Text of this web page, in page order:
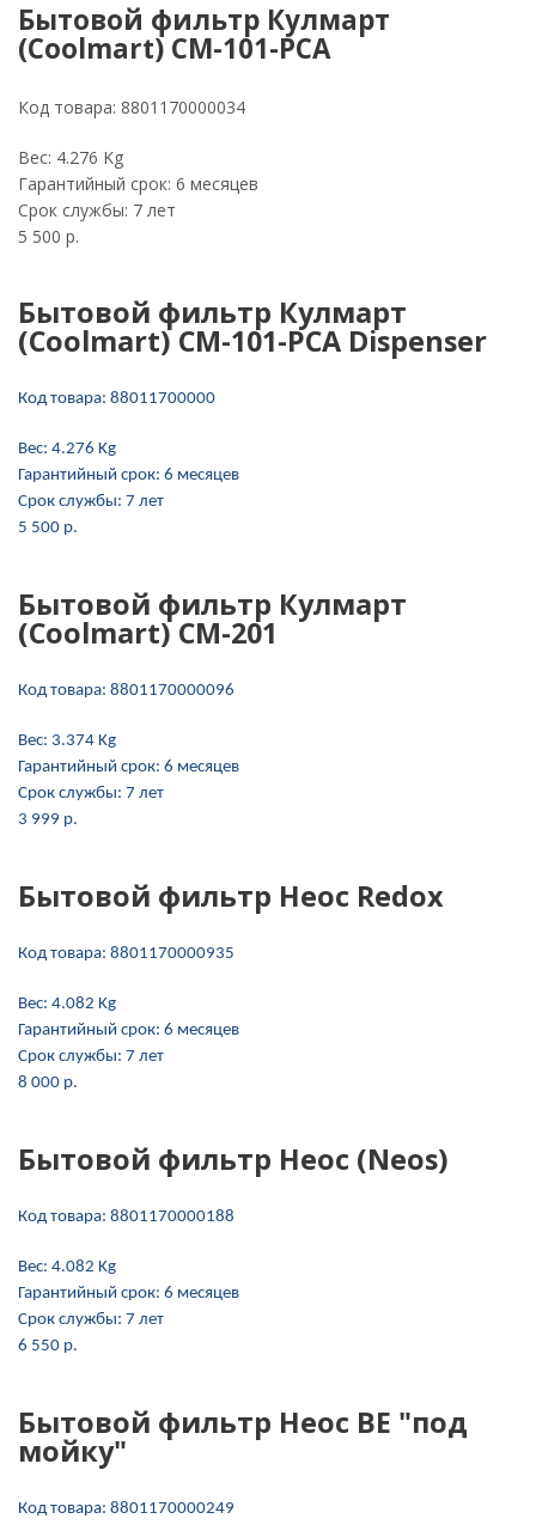
Бытовой фильтр Кулмарт
(Coolmart) СМ-101-PCA
Код товара: 8801170000034
Вес: 4.276 Kg
Гарантийный срок: 6 месяцев
Срок службы: 7 лет
5 500 p.
Бытовой фильтр Кулмарт
(Coolmart) СМ-101-PCA Dispenser
Код товара: 88011700000
Вес: 4.276 Kg
Гарантийный срок: 6 месяцев
Срок службы: 7 лет
5 500 p.
Бытовой фильтр Кулмарт
(Coolmart) СМ-201
Код товара: 8801170000096
Вес: 3.374 Kg
Гарантийный срок: 6 месяцев
Срок службы: 7 лет
3 999 p.
Бытовой фильтр Неос Redox
Код товара: 8801170000935
Вес: 4.082 Kg
Гарантийный срок: 6 месяцев
Срок службы: 7 лет
8 000 p.
Бытовой фильтр Неос (Neos)
Код товара: 8801170000188
Вес: 4.082 Kg
Гарантийный срок: 6 месяцев
Срок службы: 7 лет
6 550 p.
Бытовой фильтр Неос ВЕ "под
мойку"
Код товара: 8801170000249